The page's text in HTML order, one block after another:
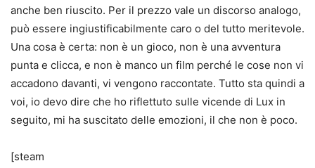
anche ben riuscito. Per il prezzo vale un discorso analogo,
può essere ingiustificabilmente caro o del tutto meritevole.
Una cosa è certa: non è un gioco, non è una avventura
punta e clicca, e non è manco un film perché le cose non vi
accadono davanti, vi vengono raccontate. Tutto sta quindi a
voi, io devo dire che ho riflettuto sulle vicende di Lux in
seguito, mi ha suscitato delle emozioni, il che non è poco.
[steam